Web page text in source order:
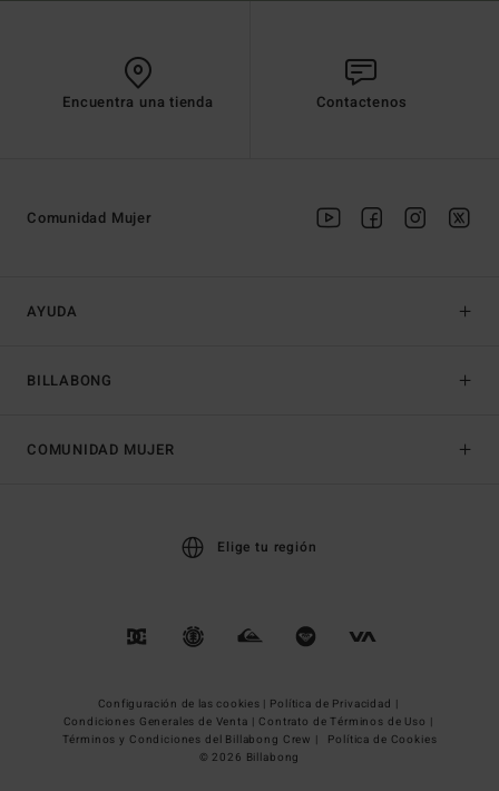
Encuentra una tienda Contactenos
AYUDA
BILLABONG
Comunidad Mujer
COMUNIDAD MUJER
Elige tu región
Configuración de las cookies | Política de Privacidad |
Condiciones Generales de Venta | Contrato de Términos de Uso |
Términos y Condiciones del Billabong Crew |
Política de Cookies
© 2026 Billabong